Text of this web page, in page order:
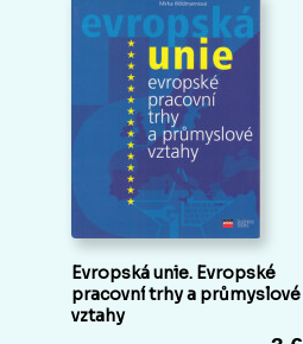
Evropská unie. Evropské
pracovní trhy a průmyslové
vztahy